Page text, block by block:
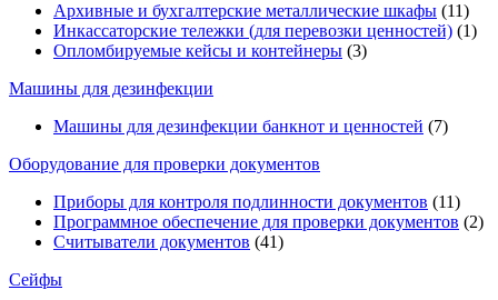
Архивные и бухгалтерские металлические шкафы (11)
Инкассаторские тележки (для перевозки ценностей) (1)
Опломбируемые кейсы и контейнеры (3)
Машины для дезинфекции
Машины для дезинфекции банкнот и ценностей (7)
Оборудование для проверки документов
Приборы для контроля подлинности документов (11)
Программное обеспечение для проверки документов (2)
Считыватели документов (41)
Сейфы